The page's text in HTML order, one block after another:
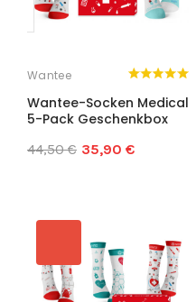
Wantee
Wantee-Socken Medical
5-Pack Geschenkbox
44,50 € 35,90 €